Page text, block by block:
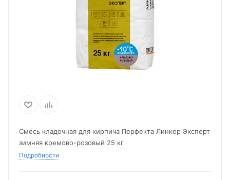
Смесь кладочная для кирпича Перфекта Линкер Эксперт
зимняя кремово-розовый 25 кг
Подробности